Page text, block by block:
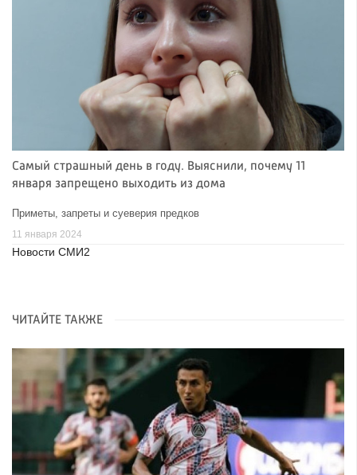
Самый страшный день в году. Выяснили, почему 11
января запрещено выходить из дома
Приметы, запреты и суеверия предков
11 января 2024
Новости СМИ2
ЧИТАЙТЕ ТАКЖЕ